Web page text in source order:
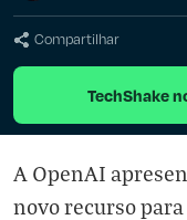
Compartilhar
TechShake
A OpenAI
novo recurso